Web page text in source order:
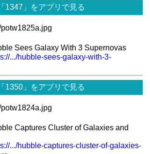
「1347」をアプリで見る
Sees Galaxy With 3 Supernovas
.../hubble-sees-galaxy-with-3-
「1350」をアプリで見る
Captures Cluster of Galaxies and
.../hubble-captures-cluster-of-galaxies-